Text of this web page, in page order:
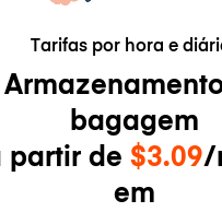
Tarifas por hora e
bagagem
partir de $3.09/
em